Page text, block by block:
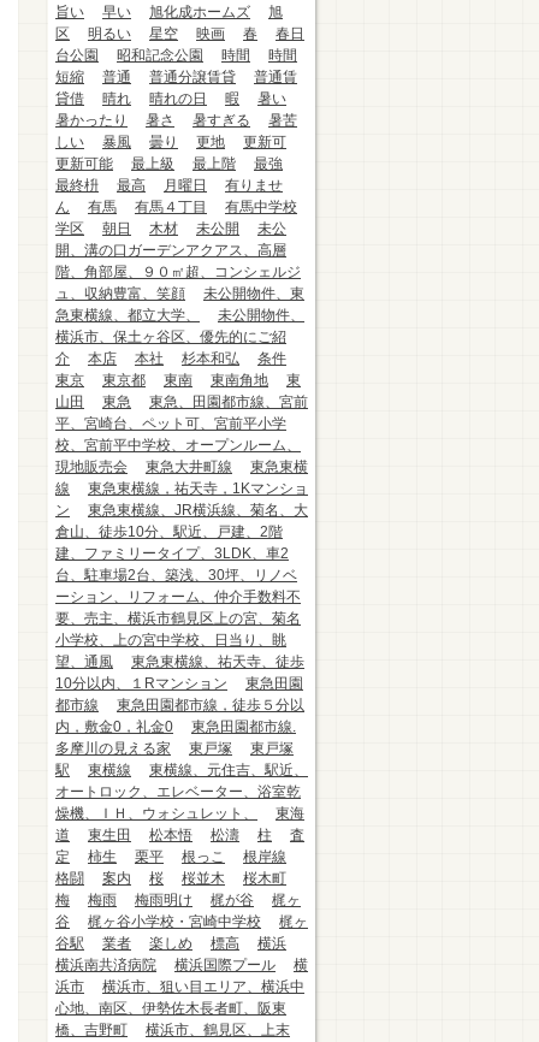
旨い
早い 旭化成ホームズ
旭
区
明るい 星空 映画 春
春日
台公園
昭和記念公園 時間
時間
短縮
普通 普通分譲賃貸
普通賃
貸借
晴れ 晴れの日 暇
暑い
暑かったり
暑さ 暑すぎる
暑苦
しい
暴風 曇り 更地
更新可
更新可能
最上級 最上階
最強
最終枡
最高 月曜日
有りませ
ん
有馬 有馬４丁目
有馬中学校
学区
朝日 木材 未公開
未公
開、溝の口ガーデンアクアス、高層
階、角部屋、９０㎡超、コンシェルジ
ュ、収納豊富、笑顔
未公開物件、東
急東横線、都立大学、
未公開物件、
横浜市、保土ヶ谷区、優先的にご紹
介
本店 本社 杉本和弘
条件
東京
東京都 東南 東南角地
東
山田
東急
東急、田園都市線、宮前
平、宮崎台、ペット可、宮前平小学
校、宮前平中学校、オープンルーム、
現地販売会
東急大井町線
東急東横
線
東急東横線，祐天寺，1Kマンショ
ン
東急東横線、JR横浜線、菊名、大
倉山、徒歩10分、駅近、戸建、2階
建、ファミリータイプ、3LDK、車2
台、駐車場2台、築浅、30坪、リノベ
ーション、リフォーム、仲介手数料不
要、売主、横浜市鶴見区上の宮、菊名
小学校、上の宮中学校、日当り、眺
望、通風
東急東横線、祐天寺、徒歩
10分以内、１Rマンション
東急田園
都市線
東急田園都市線，徒歩５分以
内，敷金0，礼金0
東急田園都市線.
多摩川の見える家
東戸塚
東戸塚
駅
東横線
東横線、元住吉、駅近、
オートロック、エレベーター、浴室乾
燥機、ＩＨ、ウォシュレット、
東海
道
東生田 松本悟 松濤 柱
査
定
柿生 栗平 根っこ
根岸線
格闘
案内 桜 桜並木
桜木町
梅
梅雨 梅雨明け 梶が谷
梶ヶ
谷
梶ヶ谷小学校・宮崎中学校
梶ヶ
谷駅
業者 楽しめ 標高
横浜
横浜南共済病院
横浜国際プール
横
浜市
横浜市、狙い目エリア、横浜中
心地、南区、伊勢佐木長者町、阪東
橋、吉野町
横浜市、鶴見区、上末